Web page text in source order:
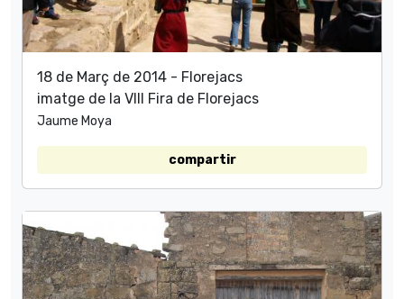
18 de Març de 2014 - Florejacs
imatge de la VIII Fira de Florejacs
Jaume Moya
compartir